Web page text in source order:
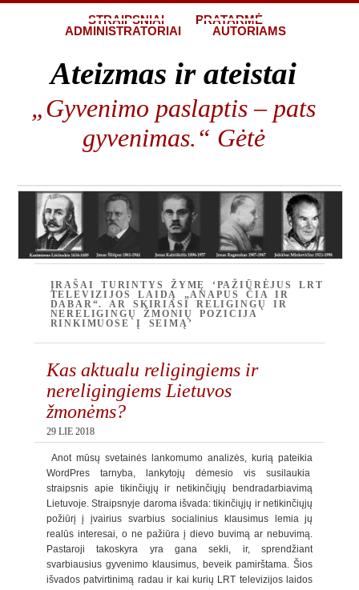
STRAIPSNIAI
PRATARMĖ
ADMINISTRATORIAI
AUTORIAMS
Ateizmas ir ateistai
„Gyvenimo paslaptis – pats
gyvenimas.“ Gėtė
ĮRAŠAI TURINTYS ŽYMĘ ‘PAŽIŪRĖJUS LRT
TELEVIZIJOS LAIDĄ „ANAPUS ČIA IR
DABAR“. AR SKIRIASI RELIGINGŲ IR
NERELIGINGŲ ŽMONIŲ POZICIJA
RINKIMUOSE Į SEIMĄ’
Kas aktualu religingiems ir
nereligingiems Lietuvos
žmonėms?
29 LIE 2018
Anot mūsų svetainės lankomumo analizės, kurią pateikia
WordPres tarnyba, lankytojų dėmesio vis susilaukia
straipsnis apie tikinčiųjų ir netikinčiųjų bendradarbiavimą
Lietuvoje. Straipsnyje daroma išvada: tikinčiųjų ir netikinčiųjų
požiūrį į įvairius svarbius socialinius klausimus lemia jų
realūs interesai, o ne pažiūra į dievo buvimą ar nebuvimą.
Pastaroji takoskyra yra gana sekli, ir, sprendžiant
svarbiausius gyvenimo klausimus, beveik pamirštama. Šios
išvados patvirtinimą radau ir kai kurių LRT televizijos laidos